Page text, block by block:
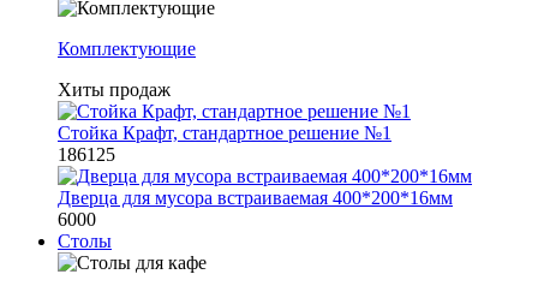
Комплектующие
Хиты продаж
Стойка Крафт, стандартное решение №1
186125
Дверца для мусора встраиваемая 400*200*16мм
6000
Столы